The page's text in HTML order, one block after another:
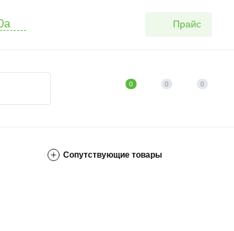
Прайс
0 0 0
Сопутствующие товары